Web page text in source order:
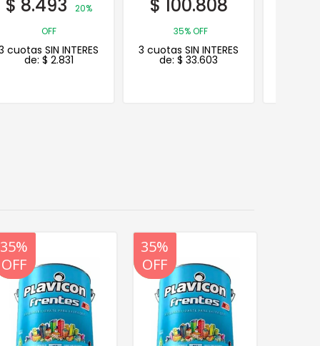
$ 100.808
35% OFF
cuotas SIN INTERES
de:$33.603
$11.339
35%
OFF
3 cuotas SIN INTERES
de:$ 3.780
20%
OFF
35%
OFF
20%
OFF
35%
OFF